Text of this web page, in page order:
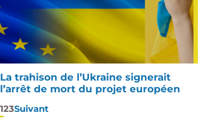
La trahison de l’Ukraine signerait
l’arrêt de mort du projet européen
Pagination
123Suivant